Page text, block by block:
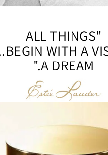
"ALL THINGS
BEGIN WITH A
A DREAM."